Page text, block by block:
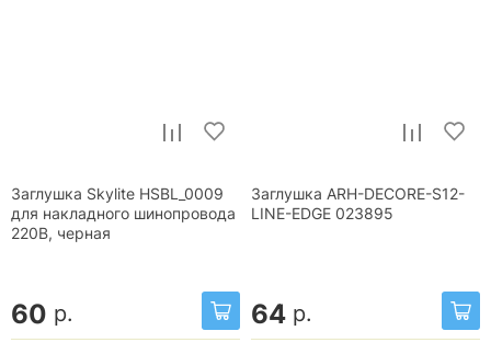
Заглушка Skylite HSBL_0009
для накладного шинопровода
220В, черная
60 р.
Заглушка ARH-DECORE-S12-
LINE-EDGE 023895
64 р.